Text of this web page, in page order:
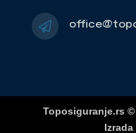

Toposiguranje.rs ©